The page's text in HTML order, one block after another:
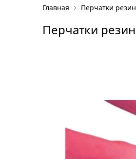
Уход за
Губки и абразивы
Уборочные тележки
Системы для сбора
и сортировки
Главная Перчатки
Перчатки